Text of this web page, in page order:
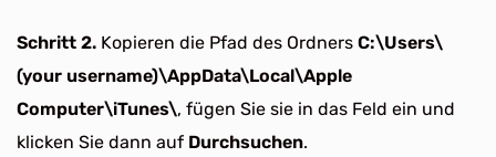
Schritt 2. Kopieren die Pfad des Ordners C:\Users\
(your username)\AppData\Local\Apple
Computer\iTunes\, fügen Sie sie in das Feld ein und
klicken Sie dann auf Durchsuchen.